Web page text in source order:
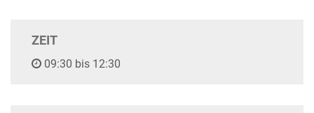
ZEIT
09:30 bis 12:30